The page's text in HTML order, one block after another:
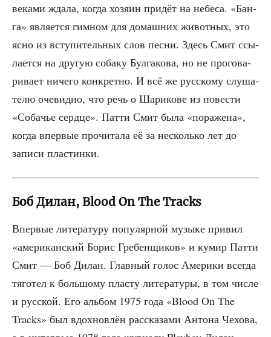
века­ми жда­ла, когда хозя­ин при­дёт на небе­са. «Бан­
га» явля­ет­ся гим­ном для домаш­них живот­ных, это
ясно из всту­пи­тель­ных слов пес­ни. Здесь Смит ссы­
ла­ет­ся на дру­гую соба­ку Бул­га­ко­ва, но не про­го­ва­
ри­ва­ет ниче­го кон­крет­но. И всё же рус­ско­му слу­ша­
те­лю оче­вид­но, что речь о Шари­ко­ве из пове­сти
«Соба­чье серд­це». Пат­ти Смит была «пора­же­на»,
когда впер­вые про­чи­та­ла её за несколь­ко лет до
запи­си пластинки.
Боб Дилан, Blood On The Tracks
Впер­вые лите­ра­ту­ру попу­ляр­ной музы­ке при­вил
«аме­ри­кан­ский Борис Гре­бен­щи­ков» и кумир Пат­ти
Смит — Боб Дилан. Глав­ный голос Аме­ри­ки все­гда
тяго­тел к боль­шо­му пла­сту лите­ра­ту­ры, в том чис­ле
и рус­ской. Его аль­бом 1975 года «Blood On The
Tracks» был вдох­нов­лён рас­ска­за­ми Анто­на Чехо­ва,